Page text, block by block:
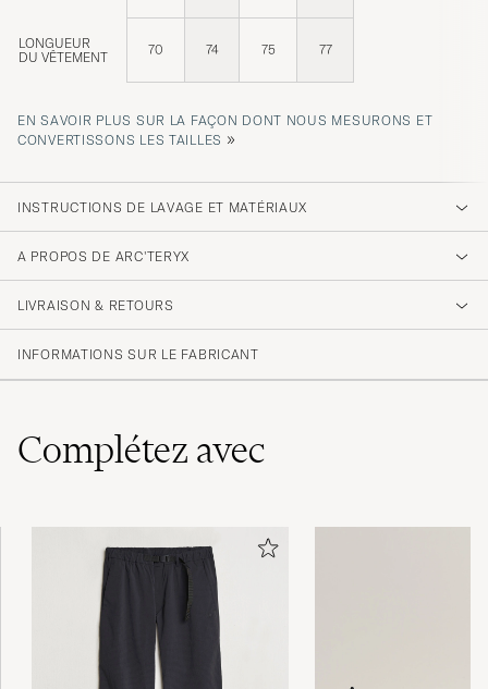
LONGUEUR
DU VÊTEMENT
70 74 75 77
EN SAVOIR PLUS SUR LA FAÇON DONT NOUS MESURONS ET
CONVERTISSONS LES TAILLES »
INSTRUCTIONS DE LAVAGE ET MATÉRIAUX
A PROPOS DE ARC'TERYX
LIVRAISON & RETOURS
INFORMATIONS SUR LE FABRICANT
Complétez avec